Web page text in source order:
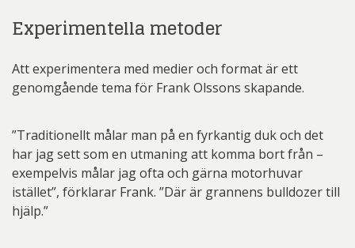
Experimentella metoder
Att experimentera med medier och format är ett
genomgående tema för Frank Olssons skapande.
”Traditionellt målar man på en fyrkantig duk och det
har jag sett som en utmaning att komma bort från –
exempelvis målar jag ofta och gärna motorhuvar
istället”, förklarar Frank. ”Där är grannens bulldozer till
hjälp.”